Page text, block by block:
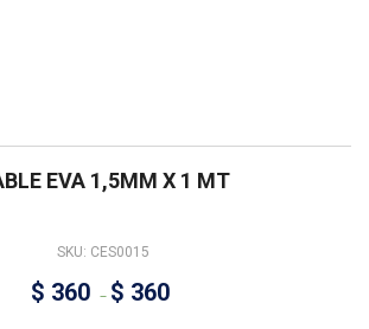
EVA 1,5MM X 1 MT
SKU: CES0015
$ 360 – $ 360